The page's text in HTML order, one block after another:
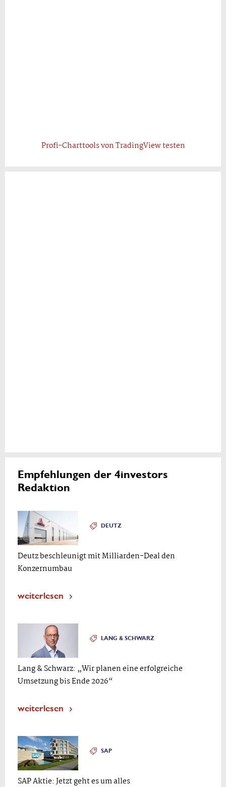
Profi-Charttools von TradingView testen
Empfehlungen der 4investors
Redaktion
DEUTZ
Deutz beschleunigt mit Milliarden-Deal den
Konzernumbau
weiterlesen
LANG & SCHWARZ
Lang & Schwarz: „Wir planen eine erfolgreiche
Umsetzung bis Ende 2026“
weiterlesen
SAP
SAP Aktie: Jetzt geht es um alles